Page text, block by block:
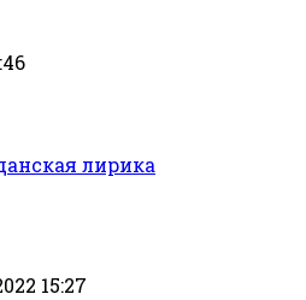
лирика
15:27